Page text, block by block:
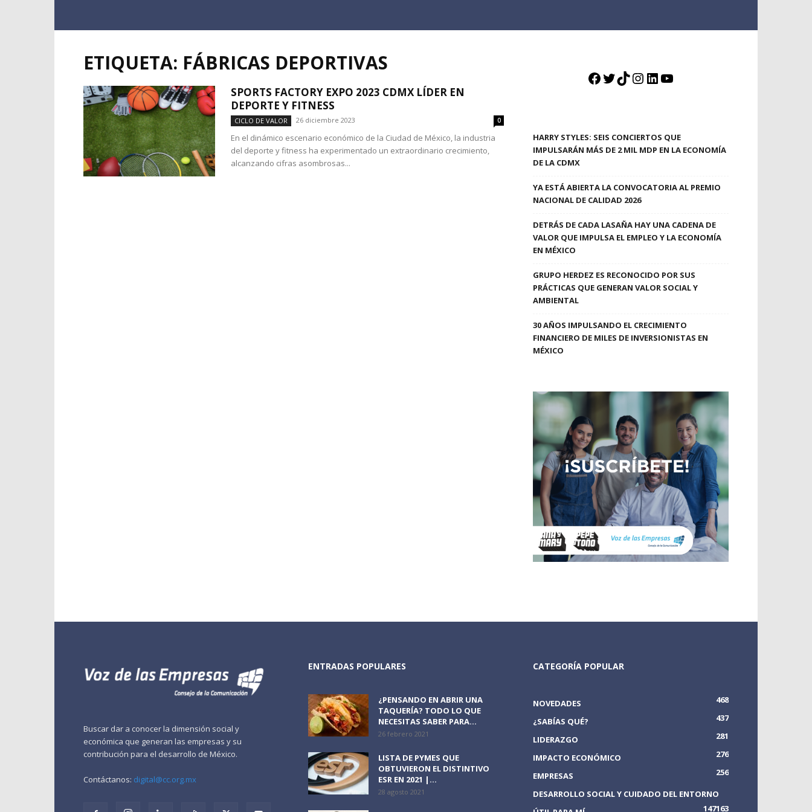
ETIQUETA: FÁBRICAS DEPORTIVAS
SPORTS FACTORY EXPO 2023 CDMX LÍDER EN
DEPORTE Y FITNESS
CICLO DE VALOR 26 diciembre 2023 0
En el dinámico escenario económico de la Ciudad de México, la industria
del deporte y fitness ha experimentado un extraordinario crecimiento,
alcanzando cifras asombrosas...
Facebook
Twitter
TikTok
Instagram
LinkedIn
YouTube
HARRY STYLES: SEIS CONCIERTOS QUE
IMPULSARÁN MÁS DE 2 MIL MDP EN LA ECONOMÍA
DE LA CDMX
YA ESTÁ ABIERTA LA CONVOCATORIA AL PREMIO
NACIONAL DE CALIDAD 2026
DETRÁS DE CADA LASAÑA HAY UNA CADENA DE
VALOR QUE IMPULSA EL EMPLEO Y LA ECONOMÍA
EN MÉXICO
GRUPO HERDEZ ES RECONOCIDO POR SUS
PRÁCTICAS QUE GENERAN VALOR SOCIAL Y
AMBIENTAL
30 AÑOS IMPULSANDO EL CRECIMIENTO
FINANCIERO DE MILES DE INVERSIONISTAS EN
MÉXICO
Buscar dar a conocer la dimensión social y
económica que generan las empresas y su
contribución para el desarrollo de México.
Contáctanos: digital@cc.org.mx
ENTRADAS POPULARES
¿PENSANDO EN ABRIR UNA
TAQUERÍA? TODO LO QUE
NECESITAS SABER PARA...
26 febrero 2021
LISTA DE PYMES QUE
OBTUVIERON EL DISTINTIVO
ESR EN 2021 |...
28 agosto 2021
CATEGORÍA POPULAR
NOVEDADES
468
¿SABÍAS QUÉ?
437
LIDERAZGO
281
IMPACTO ECONÓMICO
276
EMPRESAS
256
DESARROLLO SOCIAL Y CUIDADO DEL ENTORNO
163
147